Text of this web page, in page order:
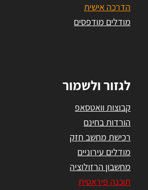
הדרכה אישית
מודלים מודפסים
לגזור ולשמור
קבוצות וואטסאפ
הורדות בחינם
רכישת מחשב חזק
מודלים עירוניים
מחשבון הרזולוציה
תוכנה פיראטית